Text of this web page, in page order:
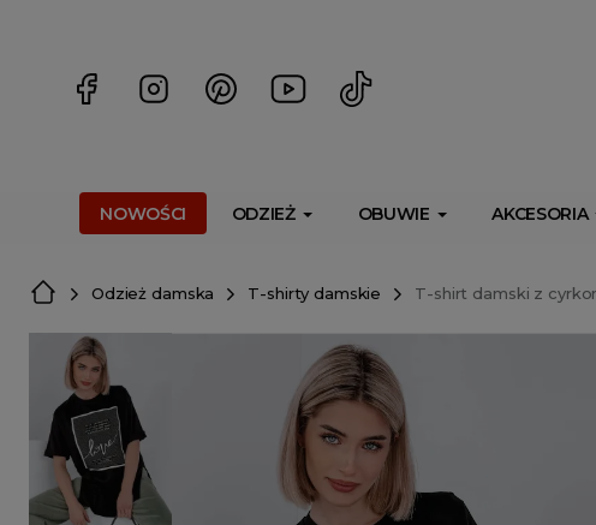
NOWOŚCI ODZIEŻ OBUWIE AKCESORIA
Odzież damska T-shirty damskie T-shirt damski z